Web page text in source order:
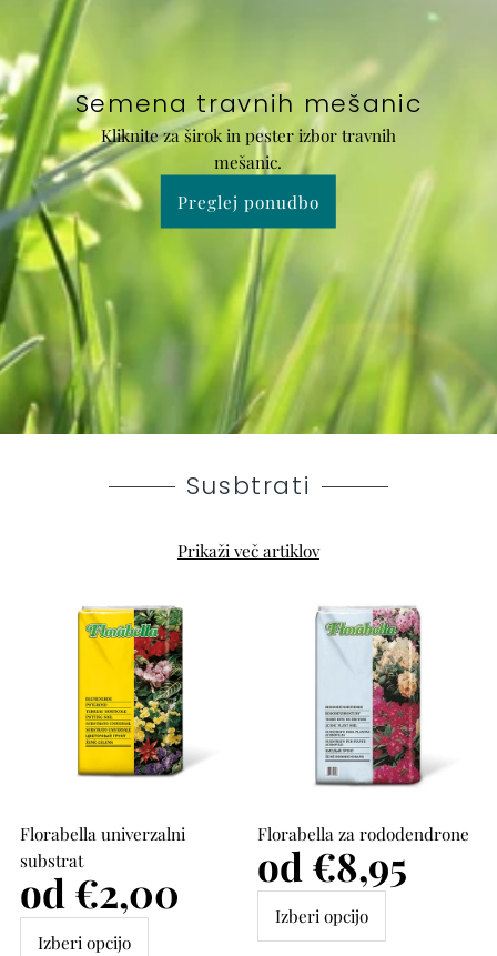
Semena travnih mešanic
Kliknite za širok in pester izbor travnih
mešanic.
Preglej ponudbo
Susbtrati
Prikaži več artiklov
Florabella univerzalni
substrat
Cena
od €2,00
Izberi opcijo
Florabella za rododendrone
Cena
od €8,95
Izberi opcijo